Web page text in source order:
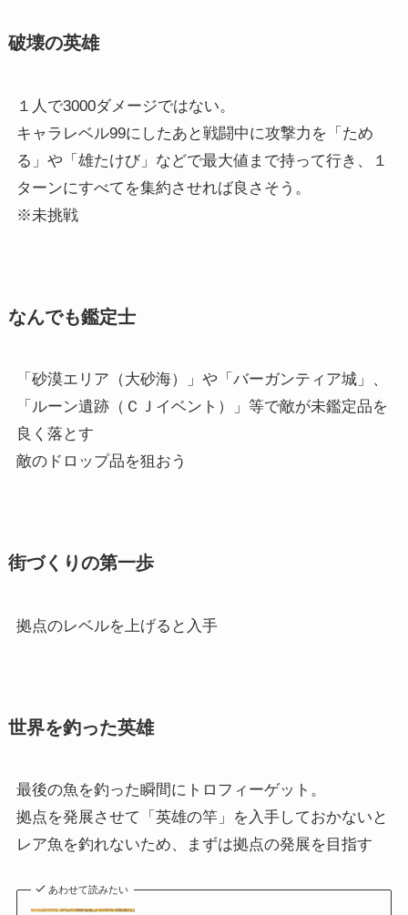
破壊の英雄
１人で3000ダメージではない。
キャラレベル99にしたあと戦闘中に攻撃力を「ため
る」や「雄たけび」などで最大値まで持って行き、１
ターンにすべてを集約させれば良さそう。
※未挑戦
なんでも鑑定士
「砂漠エリア（大砂海）」や「バーガンティア城」、
「ルーン遺跡（ＣＪイベント）」等で敵が未鑑定品を
良く落とす
敵のドロップ品を狙おう
街づくりの第一歩
拠点のレベルを上げると入手
世界を釣った英雄
最後の魚を釣った瞬間にトロフィーゲット。
拠点を発展させて「英雄の竿」を入手しておかないと
レア魚を釣れないため、まずは拠点の発展を目指す
あわせて読みたい